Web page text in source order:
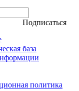
Подписаться
база
политика